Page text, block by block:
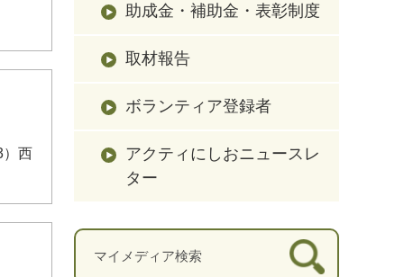
）西
助成金・補助金・表彰制度
取材報告
ボランティア登録者
アクティにしおニュースレ
ター